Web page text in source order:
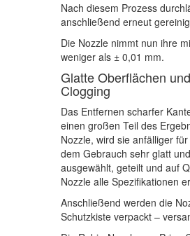
Nach diesem Prozess
anschließend erneut
Die Nozzle nimmt nun ihre
weniger als ± 0,01 mm.
Glatte Oberflächen
Clogging
Das Entfernen scharfer
einen großen Teil des
Nozzle, wird sie anfälliger
dem Gebrauch sehr glatt
ausgewählt, geteilt und auf
Nozzle alle Spezifikationen
Anschließend werden die
Schutzkiste verpackt –